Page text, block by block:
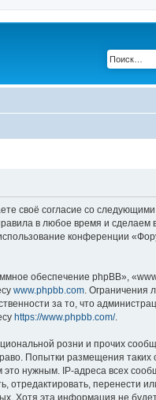
своё согласие со
в любое время и сделаем
конференции
обеспечение phpBB»,
www.phpbb.com. Ограничения
за то, что
https://www.phpbb.com/.
розни и прочих
Попытки размещения таких
нужным. IP-адреса всех
отредактировать, перенести
Хотя эта информация не